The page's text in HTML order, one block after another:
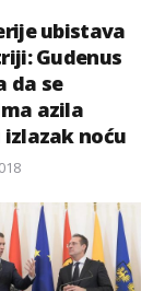
ubistava
Gudenus
da se
azila
izlazak noću